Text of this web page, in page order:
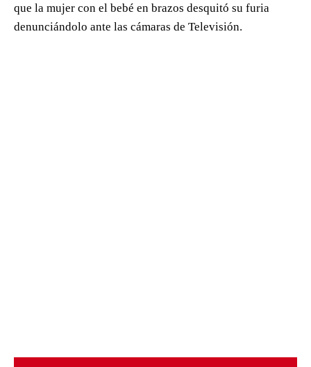
que la mujer con el bebé en brazos desquitó su furia
denunciándolo ante las cámaras de Televisión.